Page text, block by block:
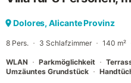
und einer großzügigen
Entsafter, sodass die
Wohnzimmer mit Satelli...
Dolores, Alicante Provinz
8 Pers. 3 Schlafzimmer 140 m²
WLAN Parkmöglichkeit
Umzäuntes Grundstück